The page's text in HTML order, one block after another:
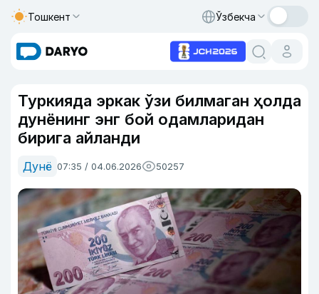
Тошкент Ўзбекча
Туркияда эркак ўзи билмаган ҳолда
дунёнинг энг бой одамларидан
бирига айланди
Дунё 07:35 / 04.06.2026 50257